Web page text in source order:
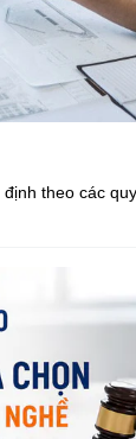
theo các